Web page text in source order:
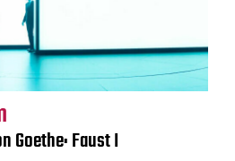
Goethe: Faust I